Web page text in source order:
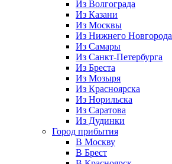
Из Волгограда
Из Казани
Из Москвы
Из Нижнего Новгорода
Из Самары
Из Санкт-Петербурга
Из Бреста
Из Мозыря
Из Красноярска
Из Норильска
Из Саратова
Из Дудинки
Город прибытия
В Москву
В Брест